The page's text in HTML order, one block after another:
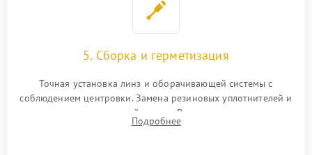
5. Сборка и герметизация
Точная установка линз и оборачивающей системы с
соблюдением центровки. Замена резиновых уплотнителей и
нанесение влагозащитной смазки. Вакуумирование корпуса
и заполнение его осушенным азотом или аргоном для
Подробнее